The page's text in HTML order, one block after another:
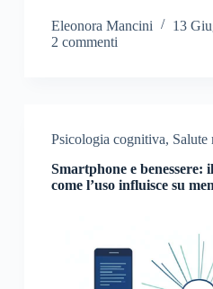
Eleonora Mancini
13
2 commenti
Psicologia cognitiva, Salute
Smartphone e benessere:
come l’uso influisce su